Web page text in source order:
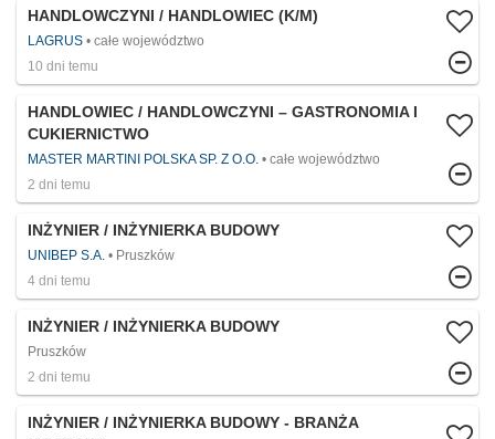
HANDLOWCZYNI / HANDLOWIEC (K/M)
LAGRUS
całe województwo
10 dni temu
HANDLOWIEC / HANDLOWCZYNI – GASTRONOMIA I
CUKIERNICTWO
MASTER MARTINI POLSKA SP. Z O.O.
całe województwo
2 dni temu
INŻYNIER / INŻYNIERKA BUDOWY
UNIBEP S.A.
Pruszków
4 dni temu
INŻYNIER / INŻYNIERKA BUDOWY
Pruszków
2 dni temu
INŻYNIER / INŻYNIERKA BUDOWY - BRANŻA